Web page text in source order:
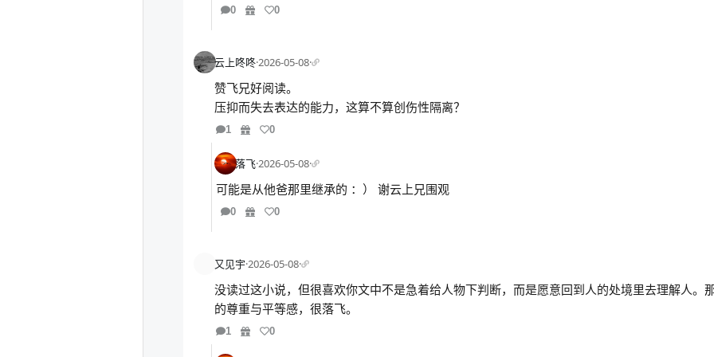
0 0
云上咚咚·2026-05-08·
赞飞兄好阅读。
压抑而失去表达的能力，这算不算创伤性隔离？
1 0
落飞·2026-05-08·
可能是从他爸那里继承的 ：） 谢云上兄围观
0 0
又见宇·2026-05-08·
没读过这小说，但很喜欢你文中不是急着给人物下判断，而是愿意回到人的处境里去理解人。
的尊重与平等感，很落飞。
1 0